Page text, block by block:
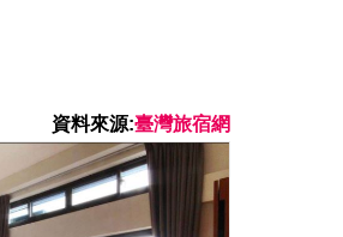
資料來源:臺灣旅宿網